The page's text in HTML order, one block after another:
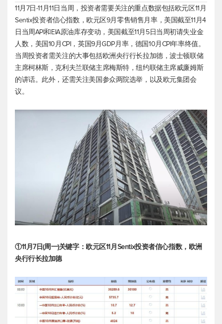
11月7日-11月11日当周，投资者需要关注的重点数据包括欧元区11月
Sentix投资者信心指数，欧元区9月零售销售月率，美国截至11月4
日当周API和EIA原油库存变动，美国截至11月5日当周初请失业金
人数，美国10月CPI，英国9月GDP月率，德国10月CPI年率终值。
当周投资者需关注的大事包括欧洲央行行长拉加德，波士顿联储
主席柯林斯，克利夫兰联储主席梅斯特，纽约联储主席威廉姆斯
的讲话。此外，还需关注美国参众两院选举，以及欧元集团会
议。
①11月7日(周一)关键字：欧元区11月Sentix投资者信心指数，欧洲
央行行长拉加德